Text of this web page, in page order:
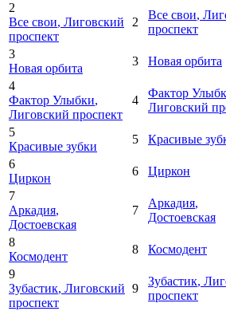
2
Все свои, Лиговский
проспект
2
Все свои,
проспект
3
Новая орбита
3 Новая орбита
4
Фактор Улыбки,
Лиговский проспект
4
Фактор
Лиговский
5
Красивые зубки
5 Красивые
6
Циркон
6 Циркон
7
Аркадия,
Достоевская
7
Аркадия,
Достоевская
8
Космодент
8 Космодент
9
Зубастик, Лиговский
проспект
9
Зубастик,
проспект